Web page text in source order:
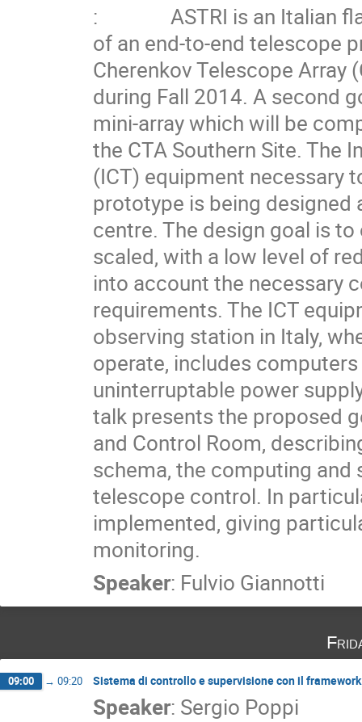
:               ASTRI is an
of an end-to-end telescope
Cherenkov Telescope Array
during Fall 2014. A second
mini-array which will be
the CTA Southern Site. The
(ICT) equipment necessary
prototype is being
centre. The design goal is
scaled, with a low level of
into account the necessary
requirements. The ICT
observing station in Italy,
operate, includes
uninterruptable power
talk presents the proposed
and Control Room,
schema, the computing
telescope control. In
implemented, giving
monitoring.
Speaker: Fulvio Giannotti
09:00 → 09:20 Sistema di controllo e supervisione con il
Speaker: Sergio Poppi